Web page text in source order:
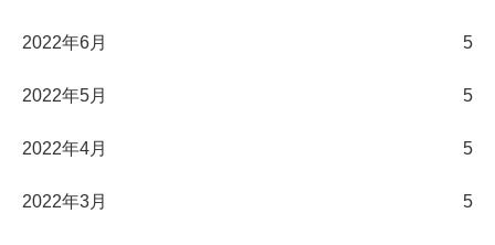
2022年6月 5
2022年5月 5
2022年4月 5
2022年3月 5